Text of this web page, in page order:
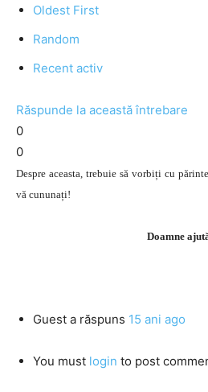
Oldest First
Random
Recent activ
Răspunde la această întrebare
0
0
Despre aceasta, trebuie să vorbiți cu
vă cununați!
Doamne
Guest a răspuns 15 ani ago
You must login to post